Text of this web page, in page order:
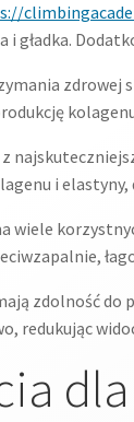
gładka.
zdrowej
i
wiele
zdolność do
redukując